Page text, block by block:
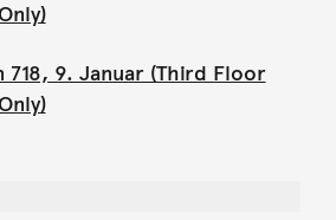
718, 9. Januar (Third Floor